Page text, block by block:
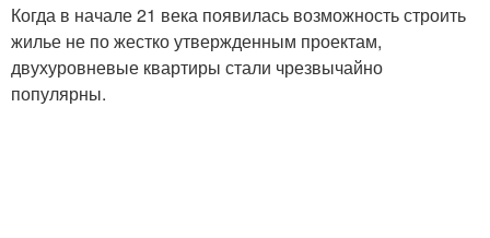
Когда в начале 21 века появилась возможность строить
жилье не по жестко утвержденным проектам,
двухуровневые квартиры стали чрезвычайно
популярны.